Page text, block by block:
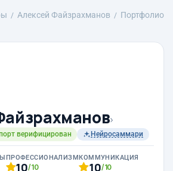
Алексей Файзрахманов
Портфолио
›
верифицирован Нейросаммари
ПРОФЕССИОНАЛИЗМ
10/10
КОММУНИКАЦИЯ
10/10